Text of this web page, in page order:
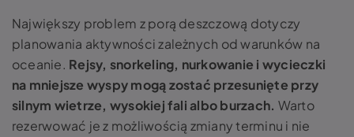
Największy problem z porą deszczową dotyczy
planowania aktywności zależnych od warunków na
oceanie. Rejsy, snorkeling, nurkowanie i wycieczki
na mniejsze wyspy mogą zostać przesunięte przy
silnym wietrze, wysokiej fali albo burzach. Warto
rezerwować je z możliwością zmiany terminu i nie